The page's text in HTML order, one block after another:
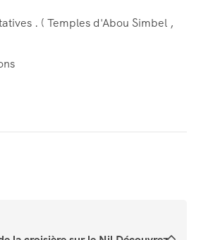
. ( Temples d'Abou Simbel ,